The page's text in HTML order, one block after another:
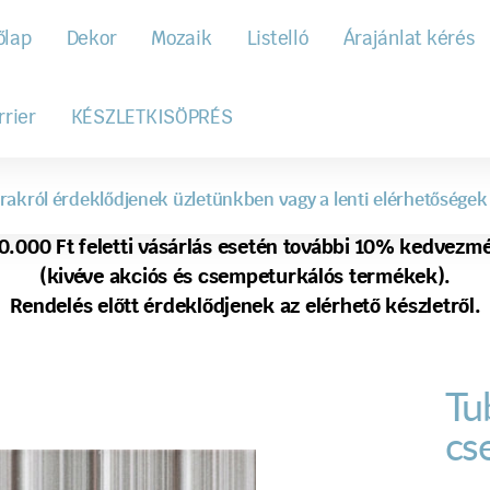
Dekor Mozaik Listelló Árajánlat kérés
KÉSZLETKISÖPRÉS
érdeklődjenek üzletünkben vagy a lenti
Ft feletti vásárlás esetén további 10%
(kivéve akciós és csempeturkálós termékek).
Rendelés előtt érdeklődjenek az elérhető készletről.